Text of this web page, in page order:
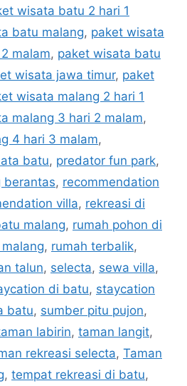
wisata batu 2 hari 1
batu malang, paket wisata
malam, paket wisata batu
wisata jawa timur, paket
wisata malang 2 hari 1
malang 3 hari 2 malam,
4 hari 3 malam,
batu, predator fun park,
berantas, recommendation
villa, rekreasi di
malang, rumah pohon di
, rumah terbalik,
talun, selecta, sewa villa,
di batu, staycation
batu, sumber pitu pujon,
labirin, taman langit,
rekreasi selecta, Taman
, tempat rekreasi di batu,